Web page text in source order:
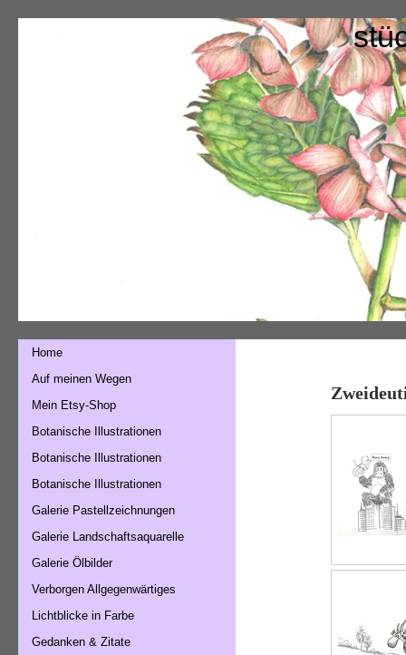
Home
Auf meinen Wegen
Mein Etsy-Shop
Botanische Illustrationen
Botanische Illustrationen
Botanische Illustrationen
Galerie Pastellzeichnungen
Galerie Landschaftsaquarelle
Galerie Ölbilder
Verborgen Allgegenwärtiges
Lichtblicke in Farbe
Gedanken & Zitate